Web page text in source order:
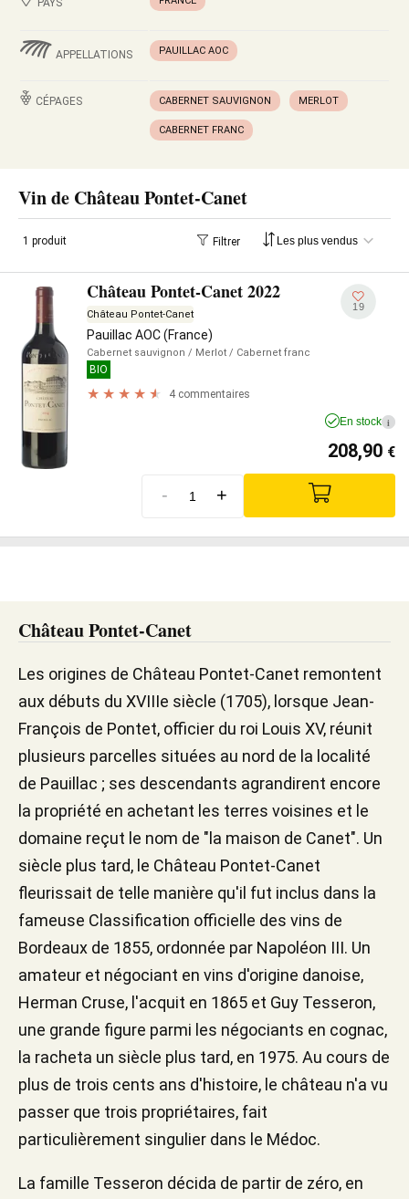
PAYS
APPELLATIONS PAUILLAC AOC
CÉPAGES CABERNET SAUVIGNON MERLOT
CABERNET FRANC
Vin de Château Pontet-Canet
1 produit Filtrer
Château Pontet-Canet 2022
Château Pontet-Canet
Pauillac AOC (France)
Cabernet sauvignon / Merlot / Cabernet franc
BIO
4 commentaires
19
En stock i
208,90 €
- +
Château Pontet-Canet
Les origines de Château Pontet-Canet remontent
aux débuts du XVIIIe siècle (1705), lorsque Jean-
François de Pontet, officier du roi Louis XV, réunit
plusieurs parcelles situées au nord de la localité
de Pauillac ; ses descendants agrandirent encore
la propriété en achetant les terres voisines et le
domaine reçut le nom de "la maison de Canet". Un
siècle plus tard, le Château Pontet-Canet
fleurissait de telle manière qu'il fut inclus dans la
fameuse Classification officielle des vins de
Bordeaux de 1855, ordonnée par Napoléon III. Un
amateur et négociant en vins d'origine danoise,
Herman Cruse, l'acquit en 1865 et Guy Tesseron,
une grande figure parmi les négociants en cognac,
la racheta un siècle plus tard, en 1975. Au cours de
plus de trois cents ans d'histoire, le château n'a vu
passer que trois propriétaires, fait
particulièrement singulier dans le Médoc.
La famille Tesseron décida de partir de zéro, en